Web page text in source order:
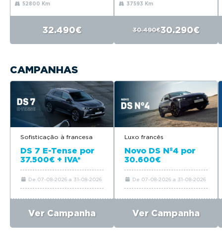
52800 Km
32.490€
37593 Km
30.490€30.290€
CAMPANHAS
Sofisticação à francesa
DS 7 E-Tense por
37.500€ + IVA*
De 07-08-2026 a 31-08-2026
Ver Campanha
Luxo francês
Novo DS Nº4 por
30.600€
De 07-08-2026 a 31-08-2026
Ver Campanha